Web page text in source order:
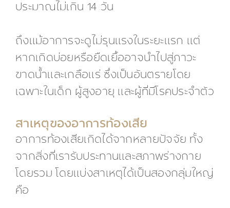
ประมาณไม่เกิน 14 วัน
ถึงแม้อาการจะดูไม่รุนแรงในระยะแรก แต่
หากเกิดบ่อยหรือยืดเยื้ออาจนำไปสู่ภาวะ
ขาดน้ำและเกลือแร่ ซึ่งเป็นอันตรายโดย
เฉพาะในเด็ก ผู้สูงอายุ และผู้ที่มีโรคประจำตัว
สาเหตุของอาการท้องเสีย
อาการท้องเสียเกิดได้จากหลายปัจจัย ทั้ง
จากสิ่งที่เรารับประทานและสภาพร่างกาย
โดยรวม โดยแบ่งสาเหตุได้เป็นสองกลุ่มใหญ่
คือ